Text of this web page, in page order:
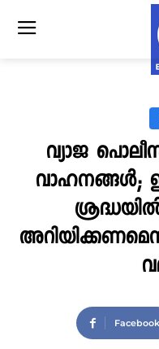
വ്യാജ
വാഹനങ്ങൾ;
Facebook